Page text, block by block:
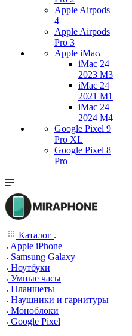
Apple Airpods
4
Apple Airpods
Pro 3
Apple iMac
iMac 24
2023 M3
iMac 24
2021 M1
iMac 24
2024 M4
Google Pixel 9
Pro XL
Google Pixel 8
Pro
Каталог
Apple iPhone
Samsung Galaxy
Ноутбуки
Умные часы
Планшеты
Наушники и гарнитуры
Моноблоки
Google Pixel